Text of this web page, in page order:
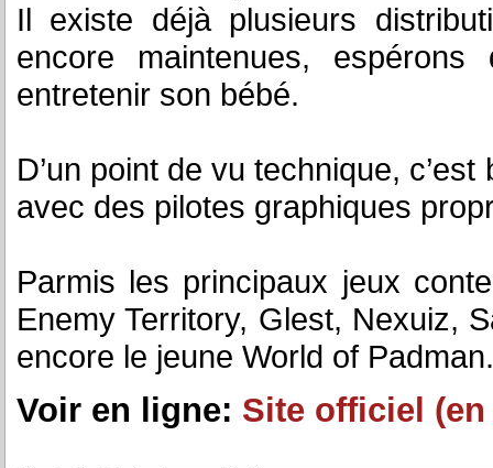
Il existe déjà plusieurs
encore maintenues,
entretenir son bébé.
D’un point de vu technique,
avec des pilotes graphiques
Parmis les principaux jeux
Enemy Territory, Glest, Nexuiz,
encore le jeune World of Padman.
Voir en ligne: Site officiel